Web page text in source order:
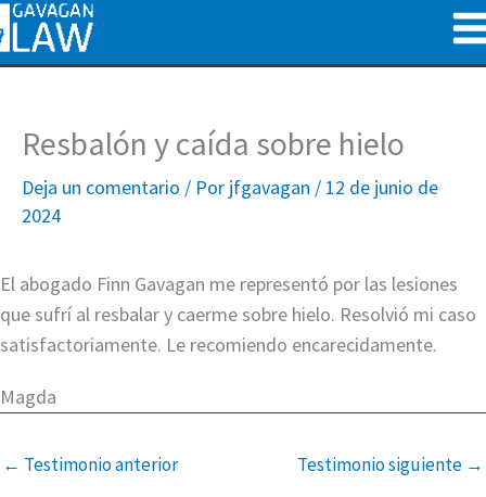
al
contenido
Resbalón y caída sobre hielo
Deja un comentario / Por jfgavagan / 12 de junio de
2024
El abogado Finn Gavagan me representó por las lesiones
que sufrí al resbalar y caerme sobre hielo. Resolvió mi caso
satisfactoriamente. Le recomiendo encarecidamente.
Magda
← Testimonio anterior Testimonio siguiente →